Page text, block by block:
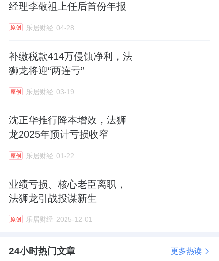
经理李敬祖上任后首份年报
原创 乐居财经 04-28
补缴税款414万侵蚀净利，法
狮龙将迎“两连亏”
原创 乐居财经 03-19
沈正华推行降本增效，法狮
龙2025年预计亏损收窄
原创 乐居财经 01-22
业绩亏损、核心老臣离职，
法狮龙引战投谋新生
原创 乐居财经 2025-12-01
24小时热门文章 更多热读